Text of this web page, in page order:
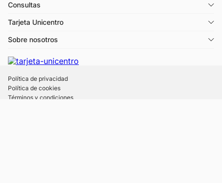
Consultas
Tarjeta Unicentro
Sobre nosotros
Política de privacidad
Política de cookies
Términos y condiciones